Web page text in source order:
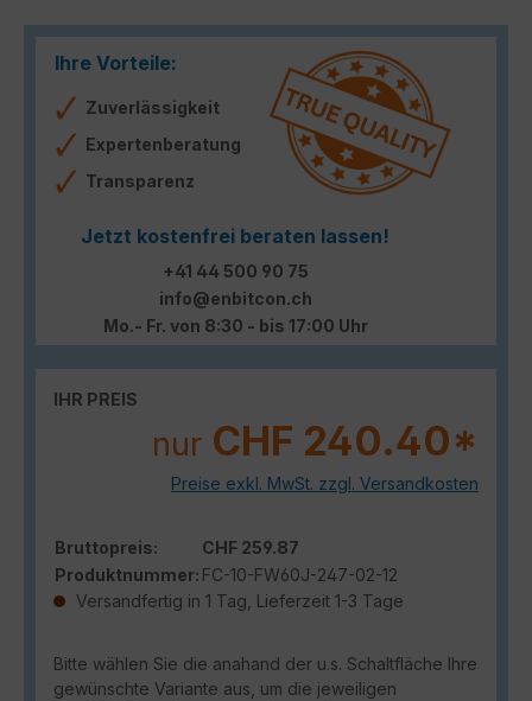
Ihre Vorteile:
Zuverlässigkeit
Expertenberatung
Transparenz
Jetzt kostenfrei beraten lassen!
+41 44 500 90 75
info@enbitcon.ch
Mo.- Fr. von 8:30 - bis 17:00 Uhr
IHR PREIS
nur CHF 240.40*
Preise exkl. MwSt. zzgl. Versandkosten
Bruttopreis:
CHF 259.87
Produktnummer: FC-10-FW60J-247-02-12
Versandfertig in 1 Tag, Lieferzeit 1-3 Tage
Bitte wählen Sie die anahand der u.s. Schaltfläche Ihre
gewünschte Variante aus, um die jeweiligen